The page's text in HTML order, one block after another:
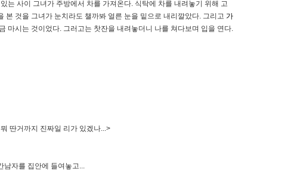
는 사이 그녀가 주방에서 차를 가져온다. 식탁에 차를 내려놓기 위해 고
것을 그녀가 눈치라도 챌까봐 얼른 눈을 밑으로 내리깔았다. 그리고 가
마시는 것이었다. 그러고는 찻잔을 내려놓더니 나를 쳐다보며 입을 연다.
딴거까지 진짜일 리가 있겠나...>
남자를 집안에 들여놓고...